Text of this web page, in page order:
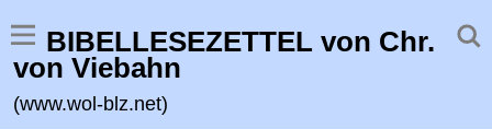
BIBELLESEZETTEL von Chr.
von Viebahn
(www.wol-blz.net)